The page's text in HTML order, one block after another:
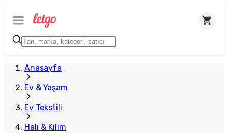
Anasayfa
Ev & Yaşam
Ev Tekstili
Halı & Kilim